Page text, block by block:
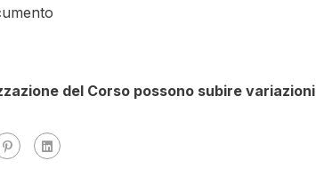
del Corso possono subire variazioni